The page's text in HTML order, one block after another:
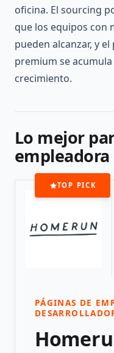
oficina. El sourcing
que los equipos con
pueden alcanzar, y
premium se
crecimiento.
Lo mejor
empleadora
PÁGINAS DE
TOP PICK